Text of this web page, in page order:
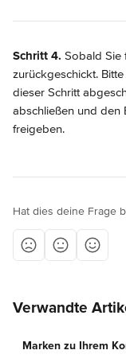
Schritt 4. Sobald Sie
zurückgeschickt.
dieser Schritt
abschließen und den
freigeben.
Hat dies deine Frage
Verwandte
Marken zu Ihrem